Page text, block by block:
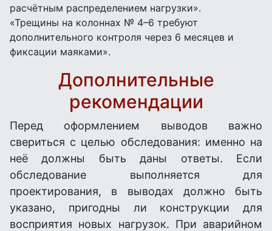
расчётным распределением нагрузки».
«Трещины на колоннах № 4–6 требуют
дополнительного контроля через 6 месяцев и
фиксации маяками».
Дополнительные
рекомендации
Перед оформлением выводов важно
свериться с целью обследования: именно на
неё должны быть даны ответы. Если
обследование выполняется для
проектирования, в выводах должно быть
указано, пригодны ли конструкции для
восприятия новых нагрузок. При аварийном